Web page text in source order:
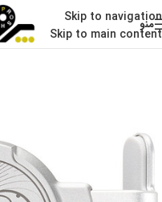
Skip to navigation
Skip to main content
منو